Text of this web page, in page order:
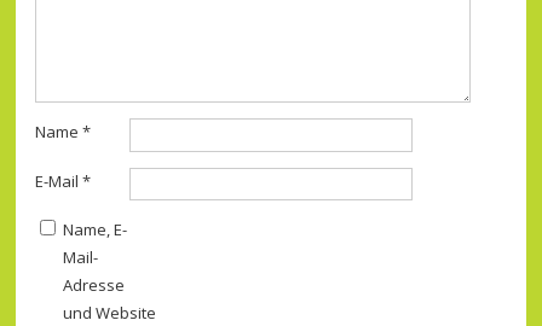
Name*
E-Mail*
Name, E-
Mail-
Adresse
und Website